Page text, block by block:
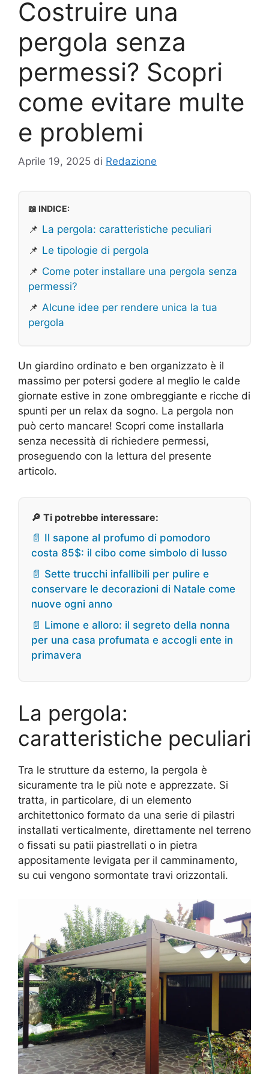
Costruire una
pergola senza
permessi? Scopri
come evitare multe
e problemi
Aprile 19, 2025 di Redazione
📖 INDICE:
📌 La pergola: caratteristiche peculiari
📌 Le tipologie di pergola
📌 Come poter installare una pergola senza
permessi?
📌 Alcune idee per rendere unica la tua
pergola
Un giardino ordinato e ben organizzato è il
massimo per potersi godere al meglio le calde
giornate estive in zone ombreggiante e ricche di
spunti per un relax da sogno. La pergola non
può certo mancare! Scopri come installarla
senza necessità di richiedere permessi,
proseguendo con la lettura del presente
articolo.
🔎 Ti potrebbe interessare:
📄 Il sapone al profumo di pomodoro
costa 85$: il cibo come simbolo di lusso
📄 Sette trucchi infallibili per pulire e
conservare le decorazioni di Natale come
nuove ogni anno
📄 Limone e alloro: il segreto della nonna
per una casa profumata e accogli ente in
primavera
La pergola:
caratteristiche peculiari
Tra le strutture da esterno, la pergola è
sicuramente tra le più note e apprezzate. Si
tratta, in particolare, di un elemento
architettonico formato da una serie di pilastri
installati verticalmente, direttamente nel terreno
o fissati su patii piastrellati o in pietra
appositamente levigata per il camminamento,
su cui vengono sormontate travi orizzontali.